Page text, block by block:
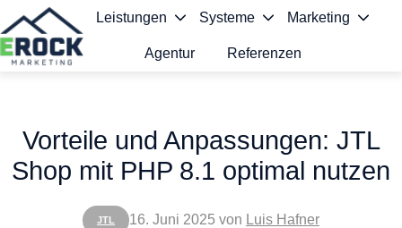
Leistungen Systeme Marketing
Agentur Referenzen
JTL
Vorteile und Anpassungen: JTL
Shop mit PHP 8.1 optimal nutzen
16. Juni 2025 von Luis Hafner